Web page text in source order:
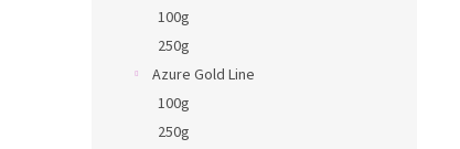
100g
250g
Azure Gold Line
100g
250g